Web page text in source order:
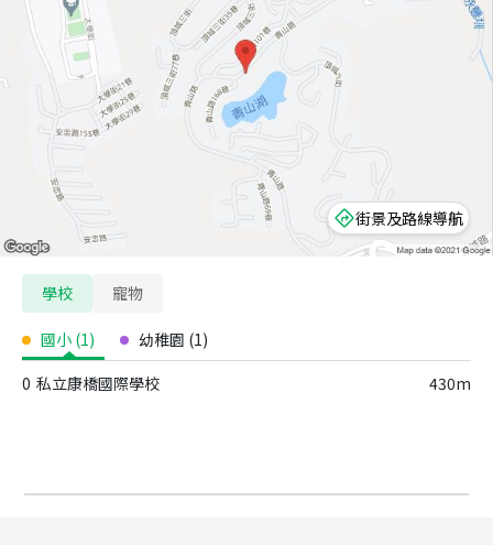
街景及路線導航
學校 寵物
國小 (1) 幼稚園 (1)
0 私立康橋國際學校 430m